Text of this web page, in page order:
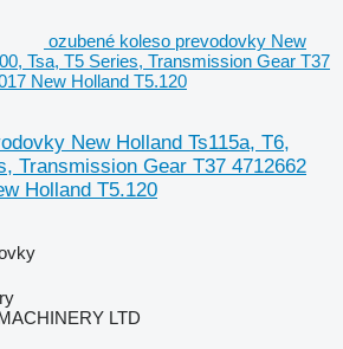
ozubené koleso prevodovky New
Tsa, T5 Series, Transmission Gear T37
New Holland T5.120
New Holland Ts115a, T6,
Transmission Gear T37 4712662
Holland T5.120
LTD